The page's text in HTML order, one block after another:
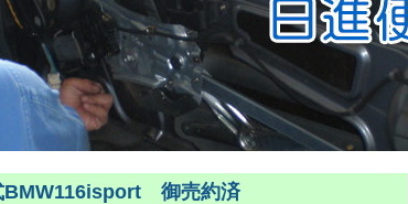
BMW116isport 御売約済